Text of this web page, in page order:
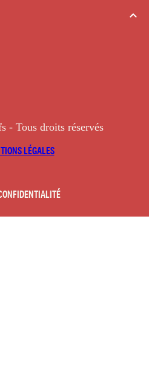
- Tous droits réservés
LÉGALES